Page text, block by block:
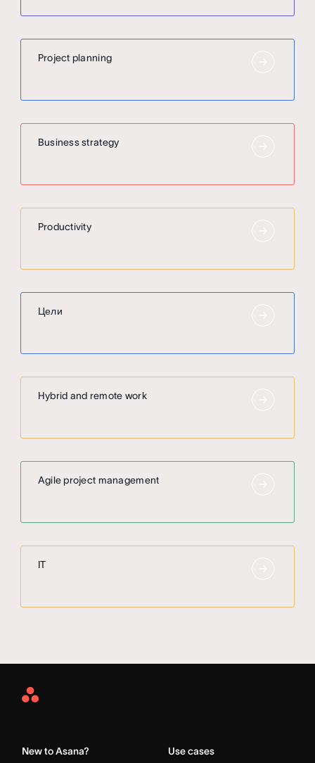
Project planning
Business strategy
Productivity
Цели
Hybrid and remote work
Agile project management
IT
Asana
New to Asana? Use cases